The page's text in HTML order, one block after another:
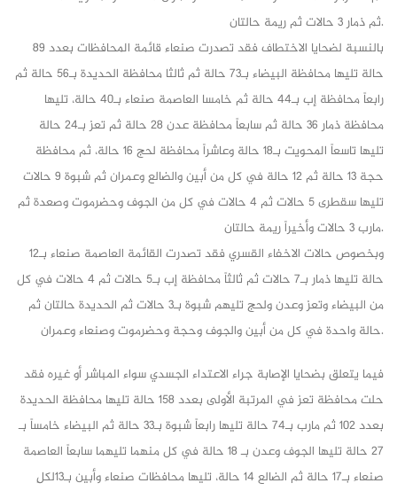
ثم ذمار 3 حالات ثم ريمة حالتان.
بالنسبة لضحايا الاختطاف فقد تصدرت صنعاء قائمة المحافظات بعدد 89
حالة تليها محافظة البيضاء بـ73 حالة ثم ثالثا محافظة الحديدة بـ56 حالة ثم
رابعاً محافظة إب بـ44 حالة ثم خامسا العاصمة صنعاء بـ40 حالة، تليها
محافظة ذمار 36 حالة ثم سابعاً محافظة عدن 28 حالة ثم تعز بـ24 حالة
تليها تاسعاً المحويت بـ18 حالة وعاشراً محافظة لحج 16 حالة، ثم محافظة
حجة 13 حالة ثم 12 حالة في كل من أبين والضالع وعمران ثم شبوة 9 حالات
تليها سقطرى 5 حالات ثم 4 حالات في كل من الجوف وحضرموت وصعدة ثم
مارب 3 حالات وأخيراً ريمة حالتان.
وبخصوص حالات الاخفاء القسري فقد تصدرت القائمة العاصمة صنعاء بـ12
حالة تليها ذمار بـ7 حالات ثم ثالثاً محافظة إب بـ5 حالات ثم 4 حالات في كل
من البيضاء وتعز وعدن ولحج تليهم شبوة بـ3 حالات ثم الحديدة حالتان ثم
حالة واحدة في كل من أبين والجوف وحجة وحضرموت وصنعاء وعمران.
فيما يتعلق بضحايا الإصابة جراء الاعتداء الجسدي سواء المباشر أو غيره فقد
حلت محافظة تعز في المرتبة الأولى بعدد 158 حالة تليها محافظة الحديدة
بعدد 102 ثم مارب بـ74 حالة تليها رابعاً شبوة بـ33 حالة ثم البيضاء خامساً بـ
27 حالة تليها الجوف وعدن بـ 18 حالة في كل منهما تليهما سابعاً العاصمة
صنعاء بـ17 حالة ثم الضالع 14 حالة، تليها محافظات صنعاء وأبين بـ13لكلٍ